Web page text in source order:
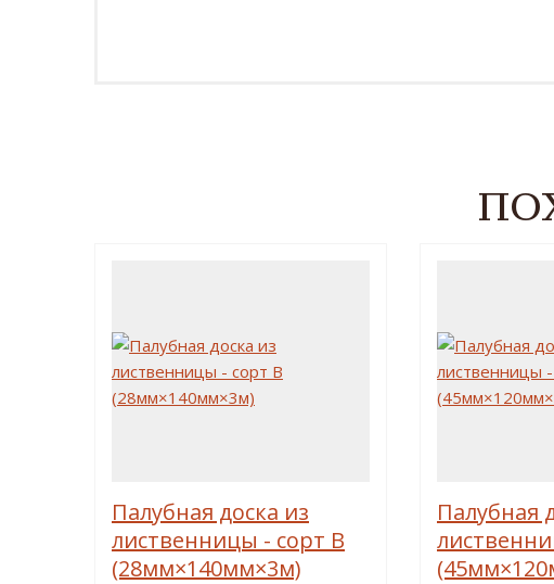
Палубная доска из
лиственницы - сорт B
(28мм×140мм×3м)
Палубная